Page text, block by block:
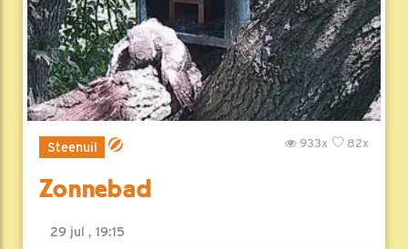
Steenuil 82x
933x
Zonnebad
29 jul , 19:15